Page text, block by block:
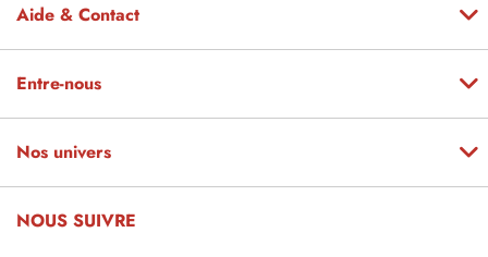
Aide & Contact
Entre-nous
Nos univers
NOUS SUIVRE